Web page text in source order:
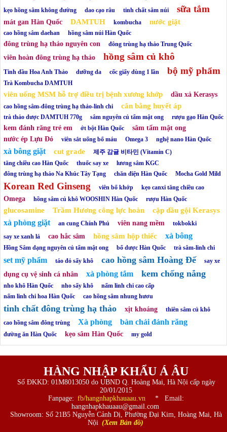
kẹo hồng sâm không đường
dao cạo râu tinh chất sâm núi sữa tắm
mát gan Hàn Quốc DAMTUH kombucha nước giặt
cao hồng sâm daehan hồng sâm núi Hàn Quốc
đông trùng hạ thảo nguyên con đông trùng hạ thảo Trung Quốc
viên hoàn đông trùng hạ thảo hồng sâm củ khô
Tinh dầu Hoa Anh Thảo dưỡng da cốc giấy dùng 1 lần bộ mỹ phẩm
Trà Kombucha DAMTUH
viên uống MSM hỗ trợ điều trị bệnh xương khớp dầu xả Kerasys
cao hồng sâm-đông trùng hạ thảo-linh chi cân bằng huyết áp
trà thảo dược DAMTUH 770g sâm nguyên củ tẩm mật ong rượu gạo Hàn Quốc
kem đánh răng trẻ em ớt bột Hàn Quốc
sâm tẩm mật ong
nước ép Lựu Đỏ
viên sắt uống bổ máu Omega 3 nghệ nano Hàn Quốc
xà bông giặt cut grade
제주 감귤 비타민 (Vitamin C)
tăng chiều cao Hàn Quốc
thuốc say xe
lương sâm KGC
đông trùng hạ thảo Na Khúc Tây Tạng
chăn điện Hàn Quốc Mocha Gold Mild
Korean Red Ginseng viên bổ khớp kẹo canxi tăng chiều cao
Omega hồng sâm củ khô WOOSHIN Hàn Quốc rượu Hàn Quốc
glucosamine Trầm Hương công lực hoàn cặp dầu gội Kerasys
xà phòng giặt an cung Chính Phủ viên nang mềm
tokbokki
say xe xanh lá
cao hắc sâm hồng sâm hộp thiếc xà bông
Hồng Sâm dạng nguyên củ tẩm mật ong bổ dược Hàn Quốc trà sâm-linh chi
set mỹ phẩm táo đỏ sấy khô cao hồng sâm Hoàng Đế say xe
dụng cụ vệ sinh cá nhân xà phòng tắm kem chống nắng
nho khô Hàn Quốc nho sấy khô
nấm linh chi cao cấp
nấm linh chi hoa Hàn Quốc
cao hồng sâm nhung hươu
tinh chất đông trùng hạ thảo xịt khoáng
thiên sâm củ khô
cao hồng sâm đông trùng
Xà phòng bàn chải đánh răng
đường ăn Hàn Quốc kẹo sâm Hàn Quốc my gold
HÀNG NHẬP KHẨU Á ÂU
Số ĐKKD: 01M8013050 do UBND Q. Hoàng Mai, Hà Nội cấp ngày
20/01/2015
Fanpage: fb/hangnhapkhauaau.vn
* Email:
hangnhapkhauaau@gmail.com
Showroom: Số 21B5 Nguyễn Cảnh Dị, Phường Đại Kim, Hoàng Mai, Hà
Nội (Xem Bản đồ)